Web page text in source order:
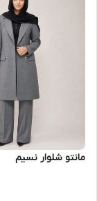
مانتو شلوار نسیم